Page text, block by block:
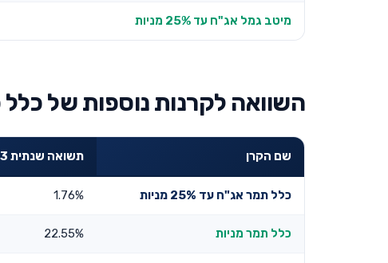
מיטב גמל אג"ח עד 25% מניות
השוואה לקרנות נוספות של
שם הקרן תשואה שנתית 3 שנים
כלל תמר אג"ח עד 25% מניות 1.76%
כלל תמר מניות 22.55%